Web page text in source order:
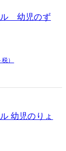
ル 幼児のず
）
幼児のりょ